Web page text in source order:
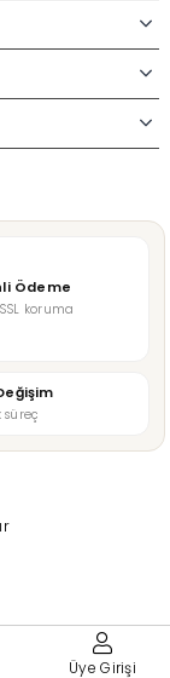
Ödeme
koruma
süreç
Üye Girişi